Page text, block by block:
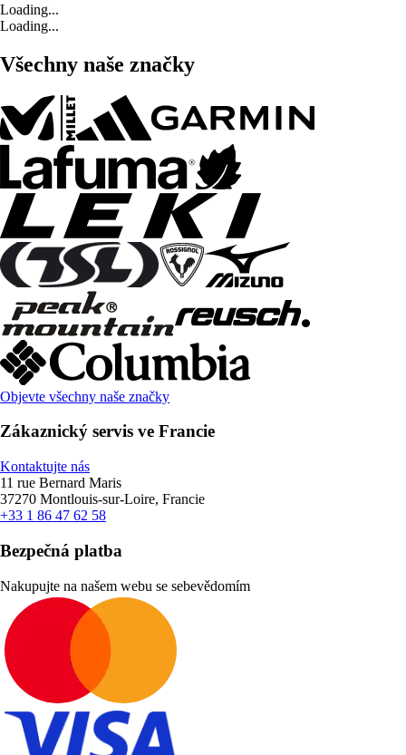
Loading...
Loading...
Všechny naše značky
Objevte všechny naše značky
Zákaznický servis ve Francie
Kontaktujte nás
11 rue Bernard Maris
37270 Montlouis-sur-Loire, Francie
+33 1 86 47 62 58
Bezpečná platba
Nakupujte na našem webu se sebevědomím